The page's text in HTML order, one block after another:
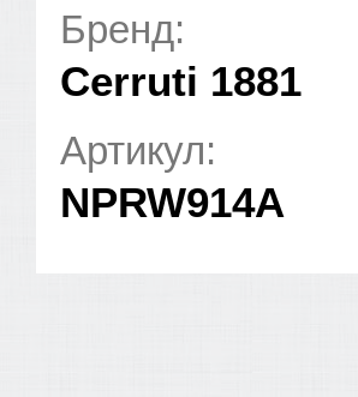
Бренд:
Cerruti 1881
Артикул:
NPRW914A